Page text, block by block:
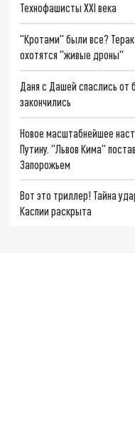
Технофашисты XXI века
"Кротами" были все?
охотятся "живые дроны"
Даня с Дашей спаслись от
закончились
Новое масштабнейшее
Путину. "Львов Кима"
Запорожьем
Вот это триллер! Тайна
Каспии раскрыта